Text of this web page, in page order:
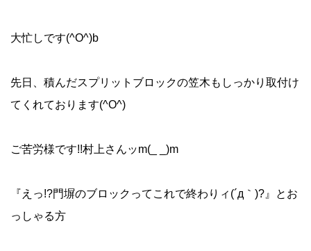
大忙しです(^O^)b
先日、積んだスプリットブロックの笠木もしっかり取付け
てくれております(^O^)
ご苦労様です!!村上さんッm(_ _)m
『えっ!?門塀のブロックってこれで終わりィ(´д｀)?』とお
っしゃる方